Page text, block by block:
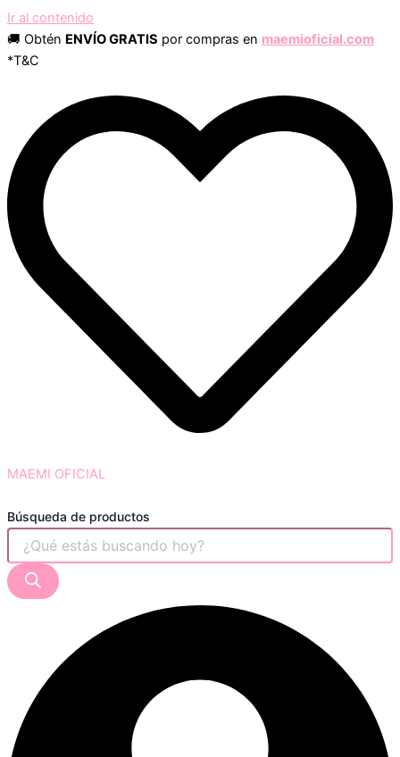
Ir al contenido
🚚 Obtén ENVÍO GRATIS por compras en maemioficial.com
*T&C
MAEMI OFICIAL
Búsqueda de productos